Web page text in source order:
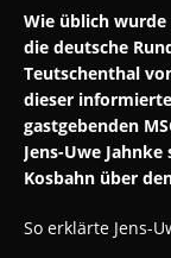
Wie üblich
die deutsche
Teutschenthal
dieser
gastgebenden
Jens-Uwe
Kosbahn über
So erklärte Jens-